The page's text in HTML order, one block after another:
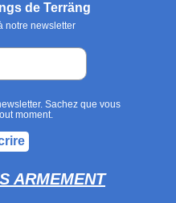
de Terräng
notre newsletter
Sachez que vous
moment.
ARMEMENT